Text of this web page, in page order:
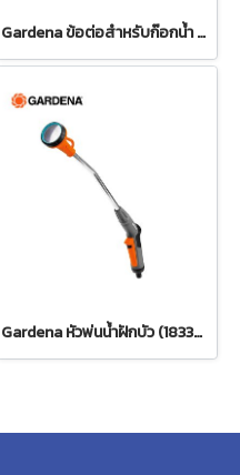
Gardena ข้อต่อสำหรับก๊อกน้ำ ขนาด 3/4" (26.5 มม.) (00921-50)
Gardena หัวพ่นน้ำฝักบัว (18330-20)